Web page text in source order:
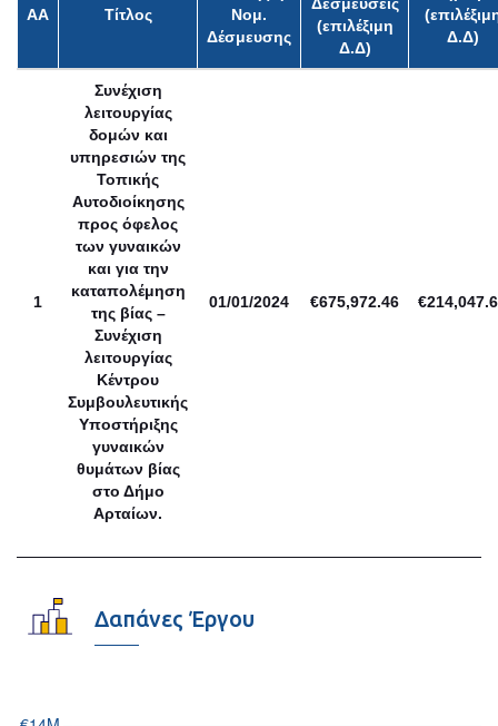
ΑΑ Τίτλος
Νομ.
Δέσμευσης
Δεσμεύσεις
(επιλέξιμη
Δ.Δ)
Δ.Δ)
1
Συνέχιση
λειτουργίας
δομών και
υπηρεσιών της
Τοπικής
Αυτοδιοίκησης
προς όφελος
των γυναικών
και για την
καταπολέμηση
της βίας –
Συνέχιση
λειτουργίας
Κέντρου
Συμβουλευτικής
Υποστήριξης
γυναικών
θυμάτων βίας
στο Δήμο
Αρταίων.
01/01/2024 €675,972.46
Δαπάνες Έργου